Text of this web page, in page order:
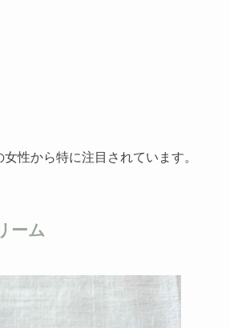
性から特に注目されています。
ーム